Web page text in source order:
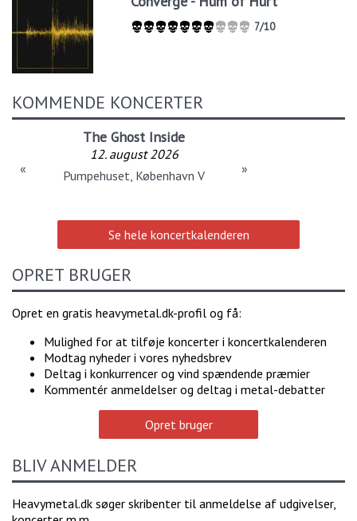
7/10
KOMMENDE KONCERTER
The Ghost Inside
12. august 2026
Pumpehuset, København V
« »
Se hele koncertkalenderen
OPRET BRUGER
Opret en gratis heavymetal.dk-profil og få:
Mulighed for at tilføje koncerter i koncertkalenderen
Modtag nyheder i vores nyhedsbrev
Deltag i konkurrencer og vind spændende præmier
Kommentér anmeldelser og deltag i metal-debatter
Opret bruger
BLIV ANMELDER
Heavymetal.dk søger skribenter til anmeldelse af udgivelser,